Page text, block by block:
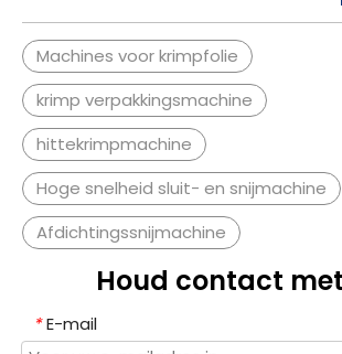
Machines voor krimpfolie
krimp verpakkingsmachine
hittekrimpmachine
Hoge snelheid sluit- en snijmachine
Afdichtingssnijmachine
Houd contact
* E-mail